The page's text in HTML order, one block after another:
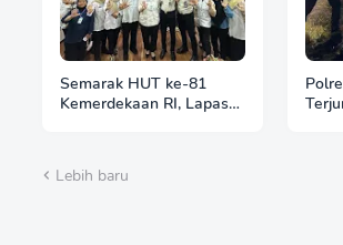
Semarak HUT ke-81
Kemerdekaan RI, Lapas
Pemasyarakatan
Lebih baru